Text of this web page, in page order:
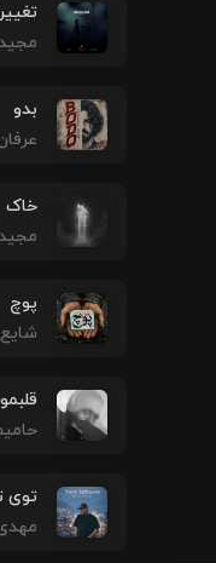
بدو
خاک
پوچ
شایع
توی